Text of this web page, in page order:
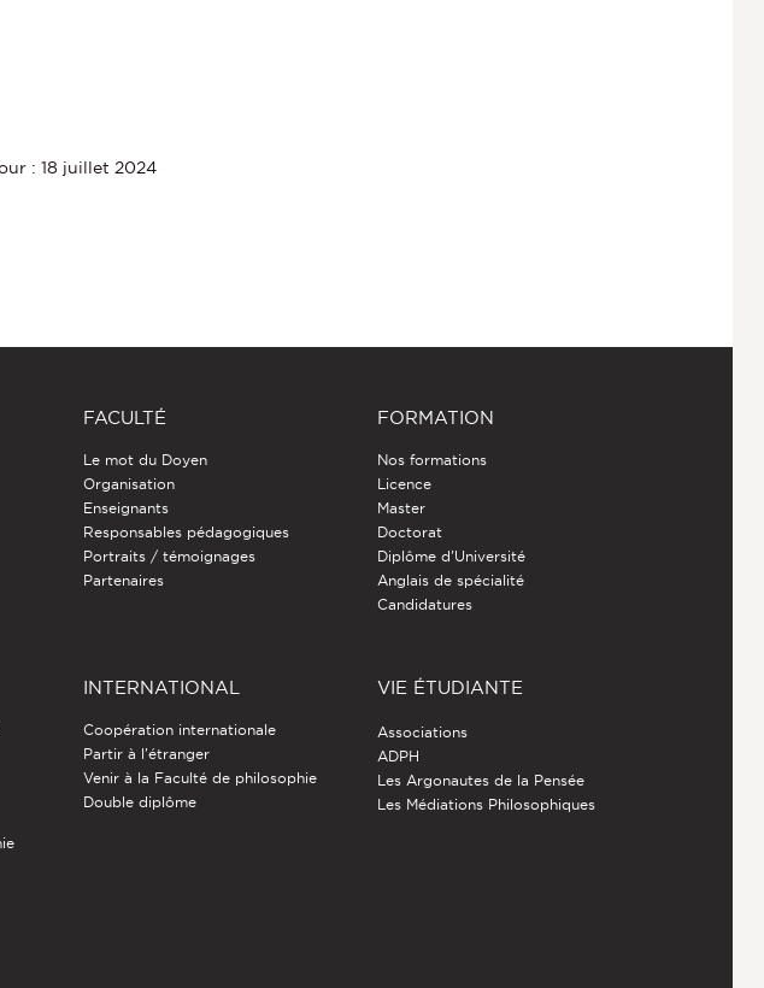
: 18 juillet 2024
FACULTÉ
Le mot du Doyen
Organisation
Enseignants
Responsables pédagogiques
Portraits / témoignages
Partenaires
FORMATION
Nos formations
Licence
Master
Doctorat
Diplôme d'Université
Anglais de spécialité
Candidatures
INTERNATIONAL
Coopération internationale
Partir à l'étranger
Venir à la Faculté de philosophie
Double diplôme
VIE ÉTUDIANTE
Associations
ADPH
Les Argonautes de la Pensée
Les Médiations Philosophiques